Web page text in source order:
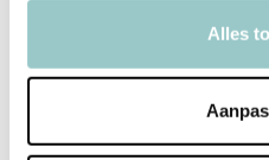
Alles
Delen
Bekijk ook deze must-haves